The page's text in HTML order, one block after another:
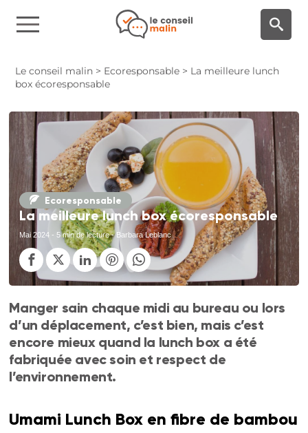
Le conseil malin > Ecoresponsable > La meilleure lunch
box écoresponsable
Ecoresponsable
La meilleure lunch box écoresponsable
Mai 2024 - 5 min de lecture - Barbara Leblanc
Manger sain chaque midi au bureau ou lors
d’un déplacement, c’est bien, mais c’est
encore mieux quand la lunch box a été
fabriquée avec soin et respect de
l’environnement.
Umami Lunch Box en fibre de bambou